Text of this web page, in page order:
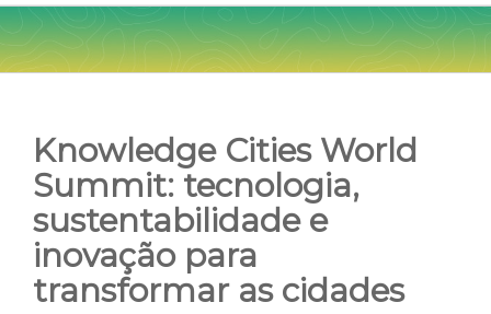
Knowledge Cities World
Summit: tecnologia,
sustentabilidade e
inovação para
transformar as cidades